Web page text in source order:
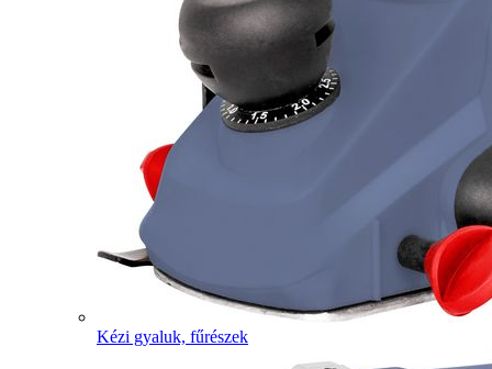
Kézi gyaluk, fűrészek